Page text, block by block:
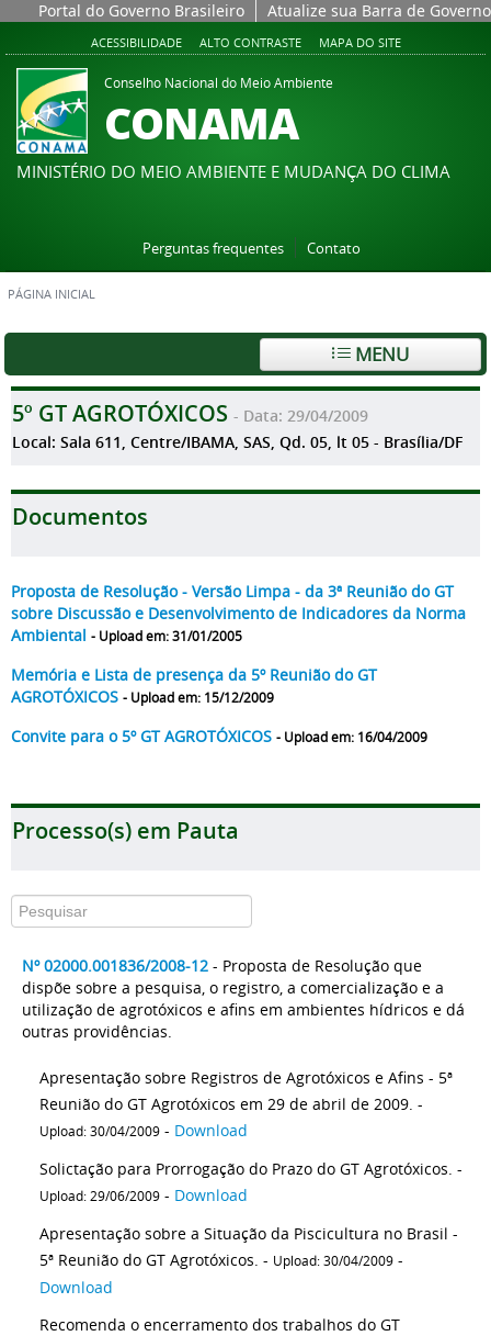
Portal do Governo Brasileiro Atualize sua Barra de Governo
ACESSIBILIDADE ALTO CONTRASTE MAPA DO SITE
Conselho Nacional do Meio Ambiente
CONAMA
MINISTÉRIO DO MEIO AMBIENTE E MUDANÇA DO CLIMA
Perguntas frequentes Contato
PÁGINA INICIAL
MENU
5º GT AGROTÓXICOS - Data: 29/04/2009
Local: Sala 611, Centre/IBAMA, SAS, Qd. 05, lt 05 - Brasília/DF
Documentos
Proposta de Resolução - Versão Limpa - da 3ª Reunião do GT
sobre Discussão e Desenvolvimento de Indicadores da Norma
Ambiental - Upload em: 31/01/2005
Memória e Lista de presença da 5º Reunião do GT
AGROTÓXICOS - Upload em: 15/12/2009
Convite para o 5º GT AGROTÓXICOS - Upload em: 16/04/2009
Processo(s) em Pauta
Nº 02000.001836/2008-12 - Proposta de Resolução que
dispõe sobre a pesquisa, o registro, a comercialização e a
utilização de agrotóxicos e afins em ambientes hídricos e dá
outras providências.
Apresentação sobre Registros de Agrotóxicos e Afins - 5ª
Reunião do GT Agrotóxicos em 29 de abril de 2009. -
Upload: 30/04/2009 - Download
Solictação para Prorrogação do Prazo do GT Agrotóxicos. -
Upload: 29/06/2009 - Download
Apresentação sobre a Situação da Piscicultura no Brasil -
5ª Reunião do GT Agrotóxicos. - Upload: 30/04/2009 -
Download
Recomenda o encerramento dos trabalhos do GT